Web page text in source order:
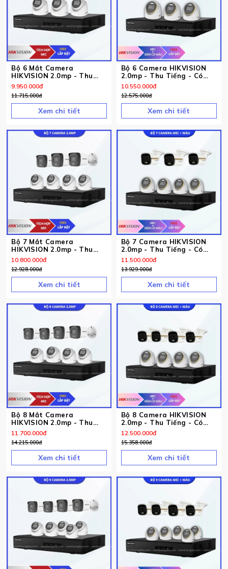
Bộ 6 Mắt Camera
HIKVISION 2.0mp - Thu
Tiếng
9.950.000đ
11.715.000đ
Xem chi tiết
Bộ 6 Camera HIKVISION
2.0mp - Thu Tiếng - Có
Màu Ban Đêm
10.550.000đ
12.575.000đ
Xem chi tiết
Bộ 7 Mắt Camera
HIKVISION 2.0mp - Thu
Tiếng
10.800.000đ
12.928.000đ
Xem chi tiết
Bộ 7 Camera HIKVISION
2.0mp - Thu Tiếng - Có
Màu Ban Đêm
11.500.000đ
13.929.000đ
Xem chi tiết
Bộ 8 Mắt Camera
HIKVISION 2.0mp - Thu
Tiếng
11.700.000đ
14.215.000đ
Xem chi tiết
Bộ 8 Camera HIKVISION
2.0mp - Thu Tiếng - Có
Màu Ban Đêm
12.500.000đ
15.358.000đ
Xem chi tiết